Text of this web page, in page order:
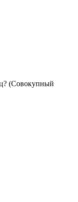
(Совокупный